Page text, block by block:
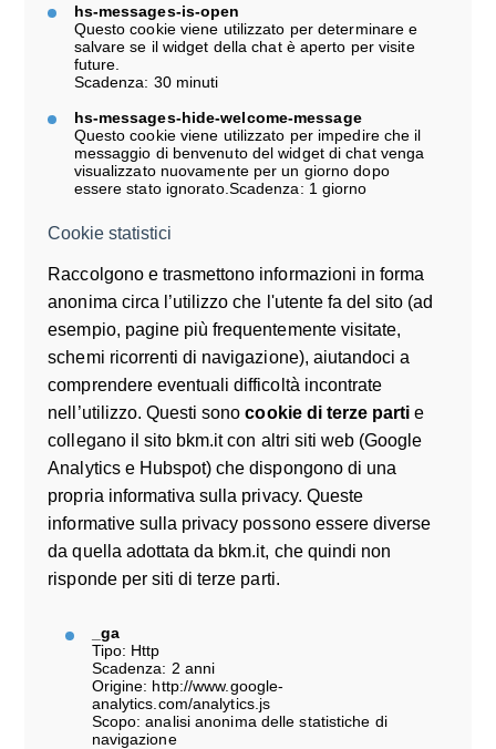
hs-messages-is-open
Questo cookie viene utilizzato per determinare e
salvare se il widget della chat è aperto per visite
future.
Scadenza: 30 minuti
hs-messages-hide-welcome-message
Questo cookie viene utilizzato per impedire che il
messaggio di benvenuto del widget di chat venga
visualizzato nuovamente per un giorno dopo
essere stato ignorato.Scadenza: 1 giorno
Cookie statistici
Raccolgono e trasmettono informazioni in forma
anonima circa l’utilizzo che l'utente fa del sito (ad
esempio, pagine più frequentemente visitate,
schemi ricorrenti di navigazione), aiutandoci a
comprendere eventuali difficoltà incontrate
nell’utilizzo. Questi sonocookie di terze parti e
collegano il sito bkm.it con altri siti web (Google
Analytics e Hubspot) che dispongono di una
propria informativa sulla privacy. Queste
informative sulla privacy possono essere diverse
da quella adottata da bkm.it, che quindi non
risponde per siti di terze parti.
_ga
Tipo: Http
Scadenza: 2 anni
Origine: http://www.google-
analytics.com/analytics.js
Scopo: analisi anonima delle statistiche di
navigazione